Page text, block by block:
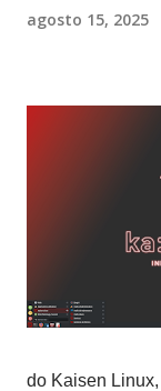
agosto 15, 2025
do Kaisen